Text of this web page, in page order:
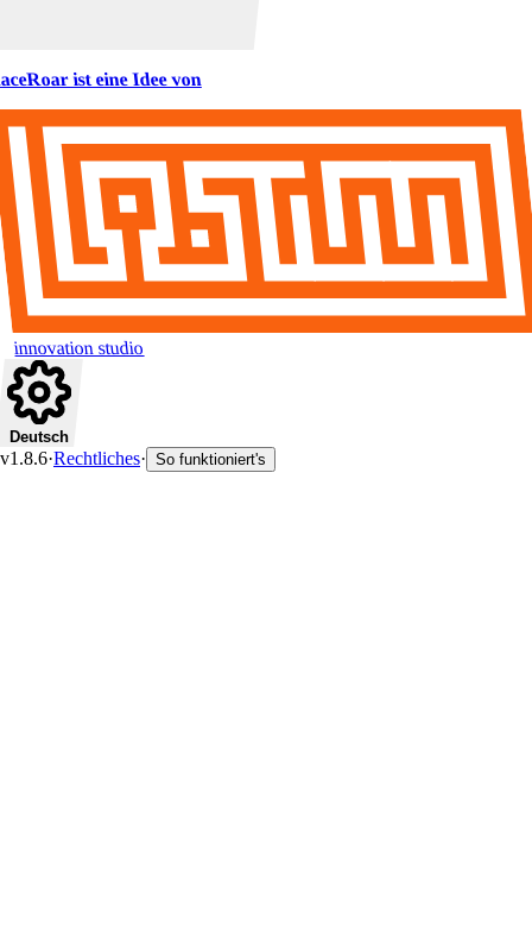
ist eine Idee von
innovation studio
Deutsch
v1.8.6·Rechtliches· So funktioniert's